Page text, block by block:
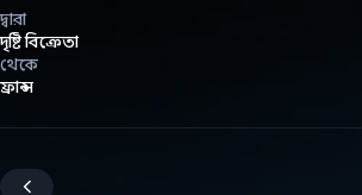
দ্বারা
দৃষ্টি বিক্রেতা
থেকে
ফ্রান্স